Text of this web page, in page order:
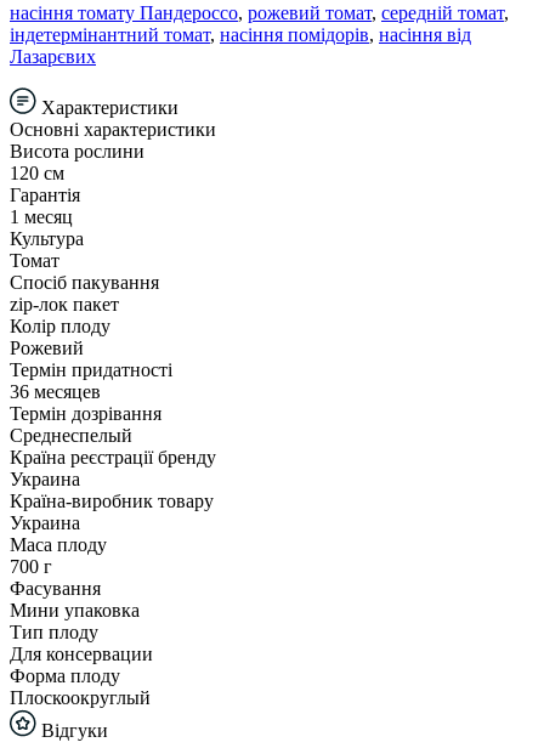
насіння томату Пандероссо, рожевий томат, середній томат,
індетермінантний томат, насіння помідорів, насіння від
Лазарєвих
Характеристики
Основні характеристики
Висота рослини
120 см
Гарантія
1 месяц
Культура
Томат
Спосіб пакування
zip-лок пакет
Колір плоду
Рожевий
Термін придатності
36 месяцев
Термін дозрівання
Среднеспелый
Країна реєстрації бренду
Украина
Країна-виробник товару
Украина
Маса плоду
700 г
Фасування
Мини упаковка
Тип плоду
Для консервации
Форма плоду
Плоскоокруглый
Відгуки